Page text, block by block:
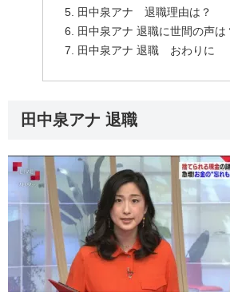
田中泉アナ 退職理由は？
田中泉アナ 退職に世間の声は
田中泉アナ 退職 おわりに
田中泉アナ 退職